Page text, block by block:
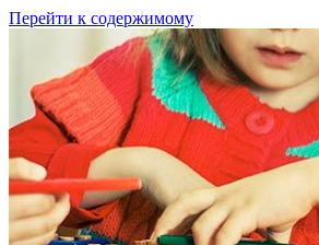
Перейти к содержимому